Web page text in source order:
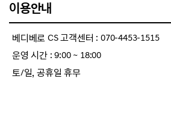
이용안내
베디베로 CS 고객센터 : 070-4453-1515
운영 시간 : 9:00 ~ 18:00
토/일, 공휴일 휴무